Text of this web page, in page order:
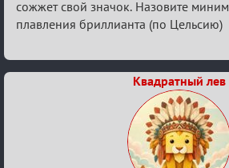
Биатлон
№50
сожжет свой значок. Назовите
плавления бриллианта (по Цельсию)
Квадратный лев